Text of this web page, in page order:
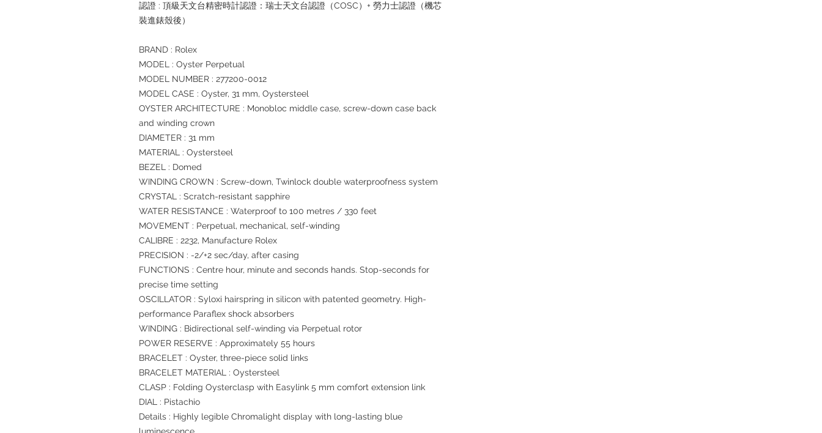
認證 : 頂級天文台精密時計認證：瑞士天文台認證（COSC）+ 勞力士認證（機芯
裝進錶殼後）
BRAND : Rolex
MODEL : Oyster Perpetual
MODEL NUMBER : 277200-0012
MODEL CASE : Oyster, 31 mm, Oystersteel
OYSTER ARCHITECTURE : Monobloc middle case, screw-down case back
and winding crown
DIAMETER : 31 mm
MATERIAL : Oystersteel
BEZEL : Domed
WINDING CROWN : Screw-down, Twinlock double waterproofness system
CRYSTAL : Scratch-resistant sapphire
WATER RESISTANCE : Waterproof to 100 metres / 330 feet
MOVEMENT : Perpetual, mechanical, self-winding
CALIBRE : 2232, Manufacture Rolex
PRECISION : -2/+2 sec/day, after casing
FUNCTIONS : Centre hour, minute and seconds hands. Stop-seconds for
precise time setting
OSCILLATOR : Syloxi hairspring in silicon with patented geometry. High-
performance Paraflex shock absorbers
WINDING : Bidirectional self-winding via Perpetual rotor
POWER RESERVE : Approximately 55 hours
BRACELET : Oyster, three-piece solid links
BRACELET MATERIAL : Oystersteel
CLASP : Folding Oysterclasp with Easylink 5 mm comfort extension link
DIAL : Pistachio
Details : Highly legible Chromalight display with long-lasting blue